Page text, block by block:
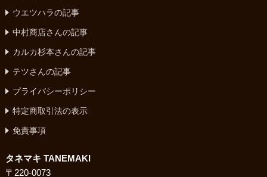
ウエツハラの記事
中村商店さんの記事
カルカ杉本さんの記事
テツさんの記事
プライバシーポリシー
特定商取引法の表示
免責事項
タネマキ TANEMAKI
〒220-0073